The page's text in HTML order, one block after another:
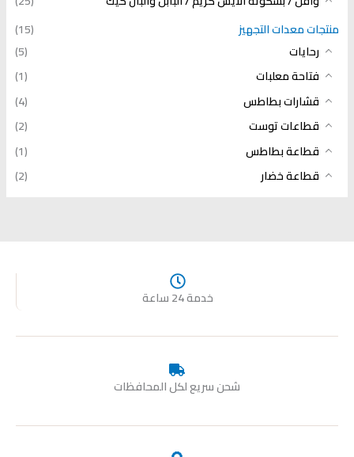
منتجات معدات التجهيز
(15)
رحايات
(5)
فتاحة معلبات
(1)
قشارات بطاطس
(4)
قطاعات توست
(2)
قطاعة بطاطس
(1)
قطاعة خضار
(2)
خدمة 24 ساعة
شحن سريع لكل المحافظات